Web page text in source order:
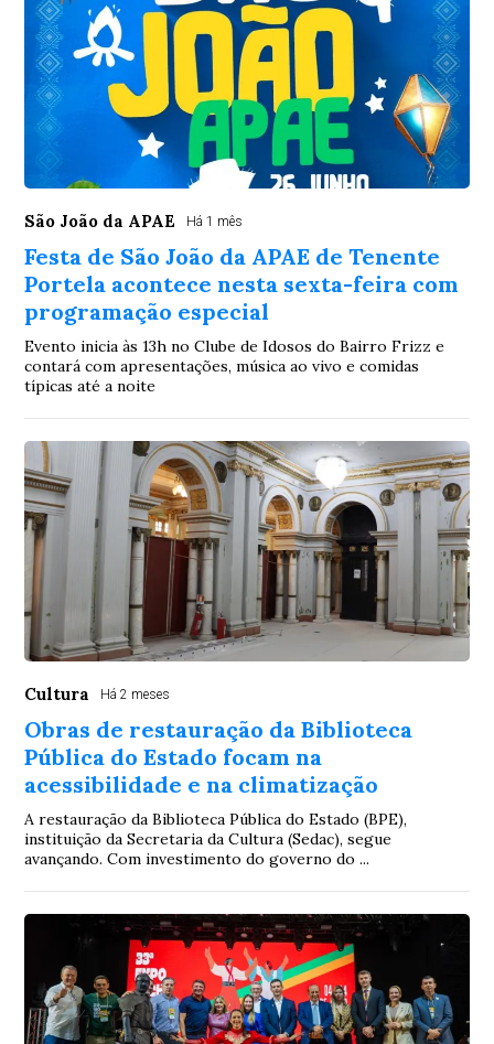
São João da APAE Há 1 mês
Festa de São João da APAE de Tenente
Portela acontece nesta sexta-feira com
programação especial
Evento inicia às 13h no Clube de Idosos do Bairro Frizz e
contará com apresentações, música ao vivo e comidas
típicas até a noite
Cultura Há 2 meses
Obras de restauração da Biblioteca
Pública do Estado focam na
acessibilidade e na climatização
A restauração da Biblioteca Pública do Estado (BPE),
instituição da Secretaria da Cultura (Sedac), segue
avançando. Com investimento do governo do ...